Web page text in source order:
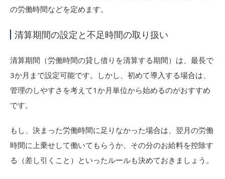
の労働時間などを定めます。
清算期間の設定と不足時間の取り扱い
清算期間（労働時間の貸し借りを清算する期間）は、最長で
3か月まで設定可能です。しかし、初めて導入する場合は、
管理のしやすさを考えて1か月単位から始めるのがおすすめ
です。
もし、決まった労働時間に足りなかった場合は、翌月の労働
時間に上乗せして働いてもらうか、その分のお給料を控除す
る（差し引くこと）といったルールも決めておきましょう。